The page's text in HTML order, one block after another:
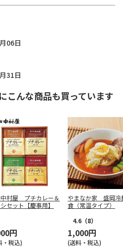
06日
31日
こんな商品も買っています
村屋 プチカレー＆
セット【慶事用】
円
・税込)
やまなか家 盛岡
食（常温タイプ）
4.6 （8）
1,000円
(送料・税込)